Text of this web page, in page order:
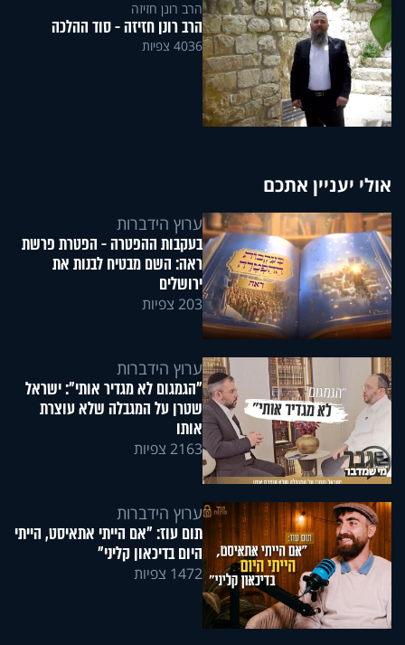
הרב רונן חזיזה
הרב רונן חזיזה - סוד ההלכה
4036 צפיות
אולי יעניין אתכם
ערוץ הידברות
בעקבות ההפטרה - הפטרת פרשת
ראה: השם מבטיח לבנות את
ירושלים
203 צפיות
ערוץ הידברות
"הגמגום לא מגדיר אותי": ישראל
שטרן על המגבלה שלא עוצרת
אותו
2163 צפיות
ערוץ הידברות
תום עוז: "אם הייתי אתאיסט, הייתי
היום בדיכאון קליני"
1472 צפיות